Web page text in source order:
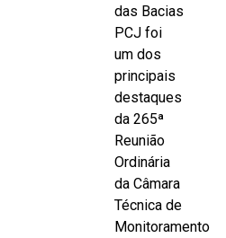
das Bacias
PCJ foi
um dos
principais
destaques
da 265ª
Reunião
Ordinária
da Câmara
Técnica de
Monitoramento